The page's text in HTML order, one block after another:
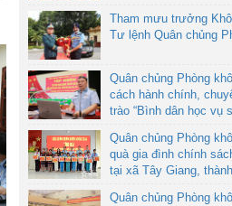
Tham mưu trưởng
Tư lệnh Quân chủng
Quân chủng Phòng
cách hành chính,
trào “Bình dân học vụ
Quân chủng Phòng
quà gia đình chính
tại xã Tây Giang,
Quân chủng Phòng